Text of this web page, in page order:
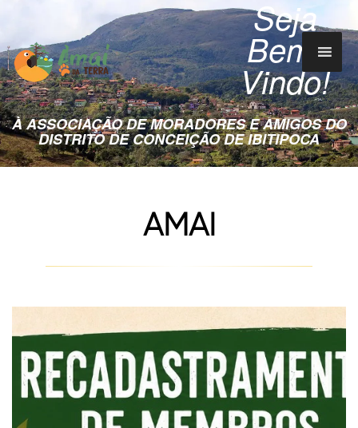
Seja
Bem-
Vindo!
À ASSOCIAÇÃO DE MORADORES E AMIGOS DO
DISTRITO DE CONCEIÇÃO DE IBITIPOCA
AMAI